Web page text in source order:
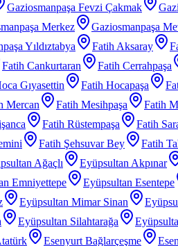
Gaziosmanpaşa Fevzi Çakmak
Merkez Gaziosmanpaşa
Yıldıztabya Fatih Aksaray
Fatih Cankurtaran Fatih Cerrahpaşa
Gıyasettin Fatih Hocapaşa
Mercan Fatih Mesihpaşa Fatih
Fatih Rüstempaşa Fatih
Fatih Şehsuvar Bey Fatih
Ağaçlı Eyüpsultan Akpınar
Emniyettepe Eyüpsultan Esentepe
Eyüpsultan Mimar Sinan
Eyüpsultan Silahtarağa
Esenyurt Bağlarçeşme